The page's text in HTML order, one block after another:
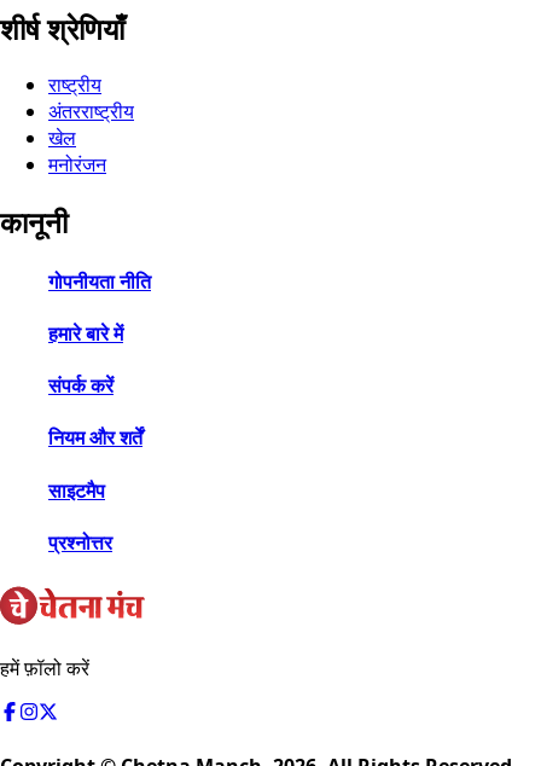
शीर्ष श्रेणियाँ
राष्ट्रीय
अंतरराष्ट्रीय
खेल
मनोरंजन
कानूनी
गोपनीयता नीति
हमारे बारे में
संपर्क करें
नियम और शर्तें
साइटमैप
प्रश्नोत्तर
हमें फ़ॉलो करें